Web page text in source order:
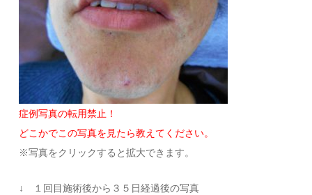
症例写真の転用禁止！
どこかでこの写真を見たら教えてください。
※写真をクリックすると拡大できます。
↓ １回目施術後から３５日経過後の写真